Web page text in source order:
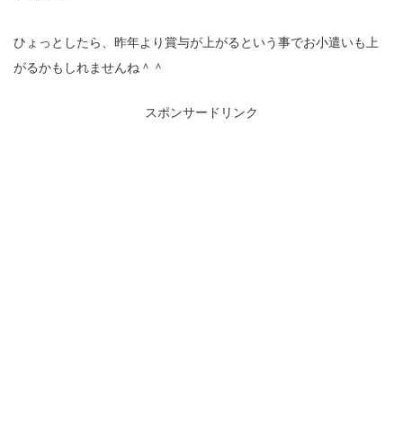
ひょっとしたら、昨年より賞与が上がるという事でお小遣いも上
がるかもしれませんね＾＾
スポンサードリンク